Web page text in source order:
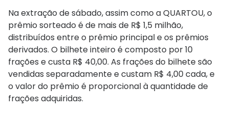
Na extração de sábado, assim como a QUARTOU, o
prêmio sorteado é de mais de R$ 1,5 milhão,
distribuídos entre o prêmio principal e os prêmios
derivados. O bilhete inteiro é composto por 10
frações e custa R$ 40,00. As frações do bilhete são
vendidas separadamente e custam R$ 4,00 cada, e
o valor do prêmio é proporcional à quantidade de
frações adquiridas.